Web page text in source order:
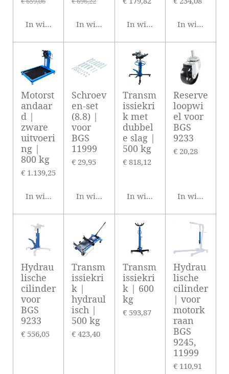
In winkelwagenIn winkelwagenIn winkelwagen
In
Motorst
andaar
d |
zware
uitvoeri
ng |
800 kg
€ 1.139,25
In winkelwagen
Schroev
en-set
(8.8) |
voor
BGS
11999
€ 29,95
In winkelwagen
Transm
issiekri
k met
dubbel
e slag |
500 kg
€ 818,12
In winkelwagen
Reserve
loopwi
el voor
BGS
9233
€ 20,28
In
Hydrau
lische
cilinder
voor
BGS
9233
€ 556,05
Transm
issiekri
k |
hydraul
isch |
500 kg
€ 423,40
Transm
issiekri
k | 600
kg
€ 593,87
Hydrau
lische
cilinder
| voor
motork
raan
BGS
9245,
11999
€ 110,91